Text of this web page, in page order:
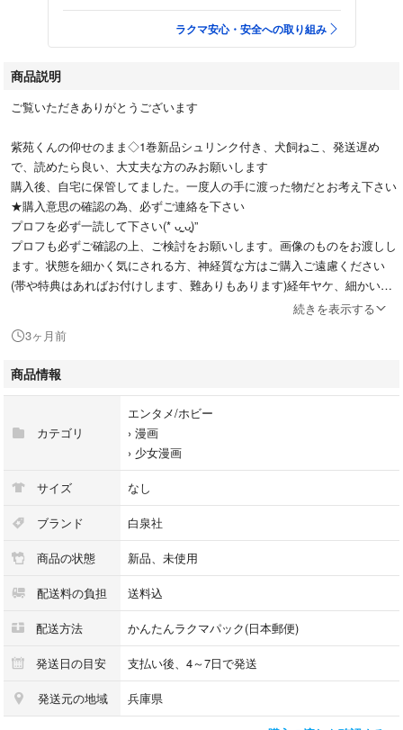
ラクマ安心・安全への取り組み
商品説明
ご覧いただきありがとうございます
紫苑くんの仰せのまま◇1巻新品シュリンク付き、犬飼ねこ、発送遅め
で、読めたら良い、大丈夫な方のみお願いします
購入後、自宅に保管してました。一度人の手に渡った物だとお考え下さい
★購入意思の確認の為、必ずご連絡を下さい
プロフを必ず一読して下さい(* ᴗ͈ˬᴗ͈)”
プロフも必ずご確認の上、ご検討をお願いします。画像のものをお渡しし
ます。状態を細かく気にされる方、神経質な方はご購入ご遠慮ください
(帯や特典はあればお付けします、難ありもあります)経年ヤケ、細かいキ
ズ等があると思います、見落とし等、目立つ汚れや折れはありませんが、
・発送は早くて2日、遅くて1週間以上、持病がある為、調子により、早か
ったり、遅かったりします。ご理解できる方のご購入希望です。送料を規
定内にする、リユースの簡易包装です、ご了承下さい
#ミユキ蜜蜂
#里中実華
#吉永ゆう
#野切耀子
#安タケコ
#珠森ベティ
#天沢アキ
#湯町深
#藍川さき
続きを表示する
3ヶ月前
商品情報
カテゴリ
エンタメ/ホビー
› 漫画
› 少女漫画
サイズ なし
ブランド 白泉社
商品の状態 新品、未使用
配送料の負担 送料込
配送方法 かんたんラクマパック(日本郵便)
発送日の目安 支払い後、4～7日で発送
発送元の地域 兵庫県